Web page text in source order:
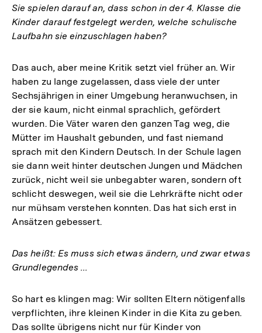
Sie spielen darauf an, dass schon in der 4. Klasse die
Kinder darauf festgelegt werden, welche schulische
Laufbahn sie einzuschlagen haben?
Das auch, aber meine Kritik setzt viel früher an. Wir
haben zu lange zugelassen, dass viele der unter
Sechsjährigen in einer Umgebung heranwuchsen, in
der sie kaum, nicht einmal sprachlich, gefördert
wurden. Die Väter waren den ganzen Tag weg, die
Mütter im Haushalt gebunden, und fast niemand
sprach mit den Kindern Deutsch. In der Schule lagen
sie dann weit hinter deutschen Jungen und Mädchen
zurück, nicht weil sie unbegabter waren, sondern oft
schlicht deswegen, weil sie die Lehrkräfte nicht oder
nur mühsam verstehen konnten. Das hat sich erst in
Ansätzen gebessert.
Das heißt: Es muss sich etwas ändern, und zwar etwas
Grundlegendes ...
So hart es klingen mag: Wir sollten Eltern nötigenfalls
verpflichten, ihre kleinen Kinder in die Kita zu geben.
Das sollte übrigens nicht nur für Kinder von